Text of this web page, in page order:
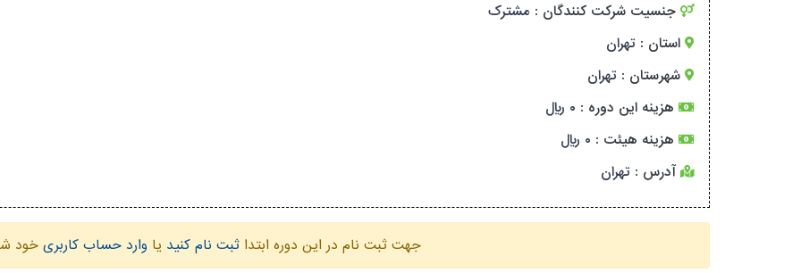
جنسیت شرکت کنندگان : مشترک
استان : تهران
شهرستان : تهران
هزینه این دوره : ۰ ریال
هزینه هیئت : ۰ ریال
آدرس : تهران
جهت ثبت نام در این دوره ابتداثبت نام کنید یا وارد حساب کاربری خود